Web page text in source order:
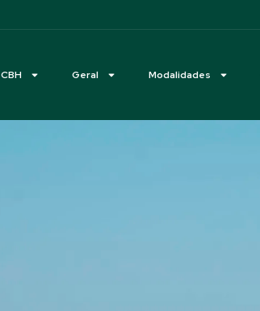
CBH Geral Modalidades